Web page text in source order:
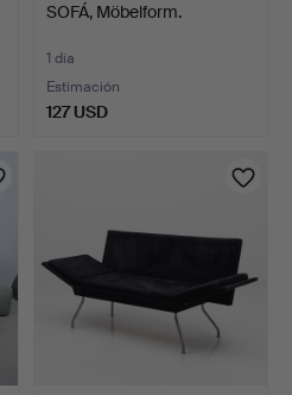
SOFÁ, Möbelform.
1 día
Estimación
127 USD